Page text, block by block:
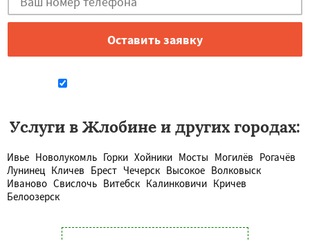
Услуги в Жлобине и других городах:
Ивье Новолукомль Горки Хойники Мосты Могилёв Рогачёв
Лунинец Кличев Брест Чечерск Высокое Волковыск
Иваново Свислочь Витебск Калинковичи Кричев
Белоозерск